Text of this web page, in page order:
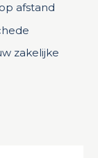
afstand
zakelijke